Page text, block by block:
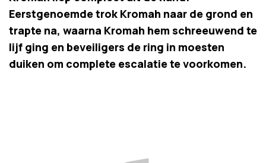
Eerstgenoemde trok Kromah naar de grond en
trapte na, waarna Kromah hem schreeuwend te
lijf ging en beveiligers de ring in moesten
duiken om complete escalatie te voorkomen.